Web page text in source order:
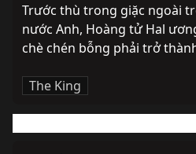
Trước thù trong giặc ngoài
nước Anh, Hoàng tử Hal
chè chén bỗng phải trở
The King